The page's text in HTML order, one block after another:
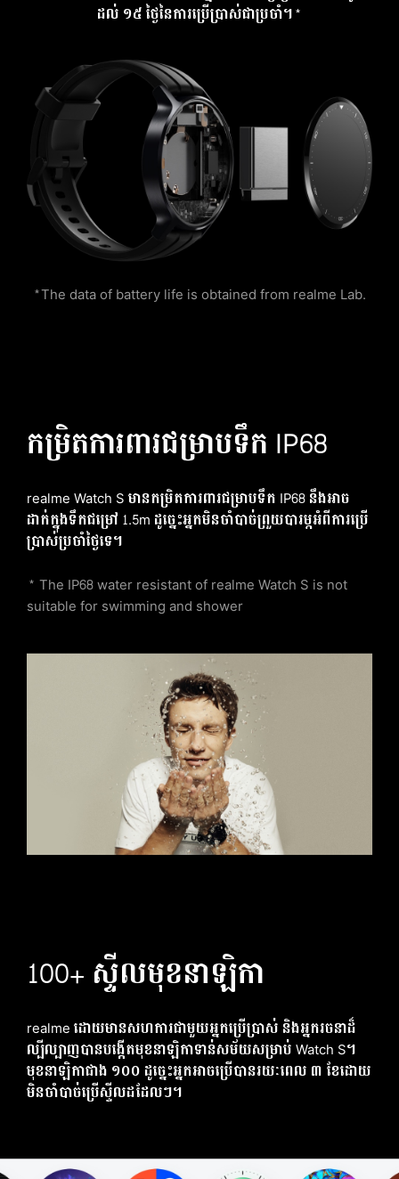
ដល់ ១៥ ថ្ងៃនៃការប្រើប្រាស់ជាប្រចាំ។*
*The data of battery life is obtained from realme Lab.
កម្រិតការពារជម្រាបទឹក IP68
realme Watch S មានកម្រិតការពារជម្រាបទឹក IP68 នឹងអាច
ដាក់ក្នុងទឹកជម្រៅ 1.5m ដូច្នេះអ្នកមិនចាំបាច់ព្រួយបារម្ភអំពីការប្រើ
ប្រាស់ប្រចាំថ្ងៃទេ។
* The IP68 water resistant of realme Watch S is not
suitable for swimming and shower
100+ ស្ទីលមុខនាឡិកា
realme ដោយមានសហការជាមួយអ្នកប្រើប្រាស់ និងអ្នករចនាដ៏
ល្បីល្បាញបានបង្កើតមុខនាឡិកាទាន់សម័យសម្រាប់ Watch S។
មុខនាឡិកាជាង ១០០ ដូច្នេះអ្នកអាចប្រើបានរយៈពេល ៣ ខែដោយ
មិនចាំបាច់ប្រើស្ទីលដដែលៗ។